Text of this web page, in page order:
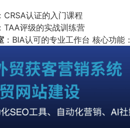
：CRSA认证的入门课程
：TAA评级的实战训练营
：BIA认可的专业工作台 核心功